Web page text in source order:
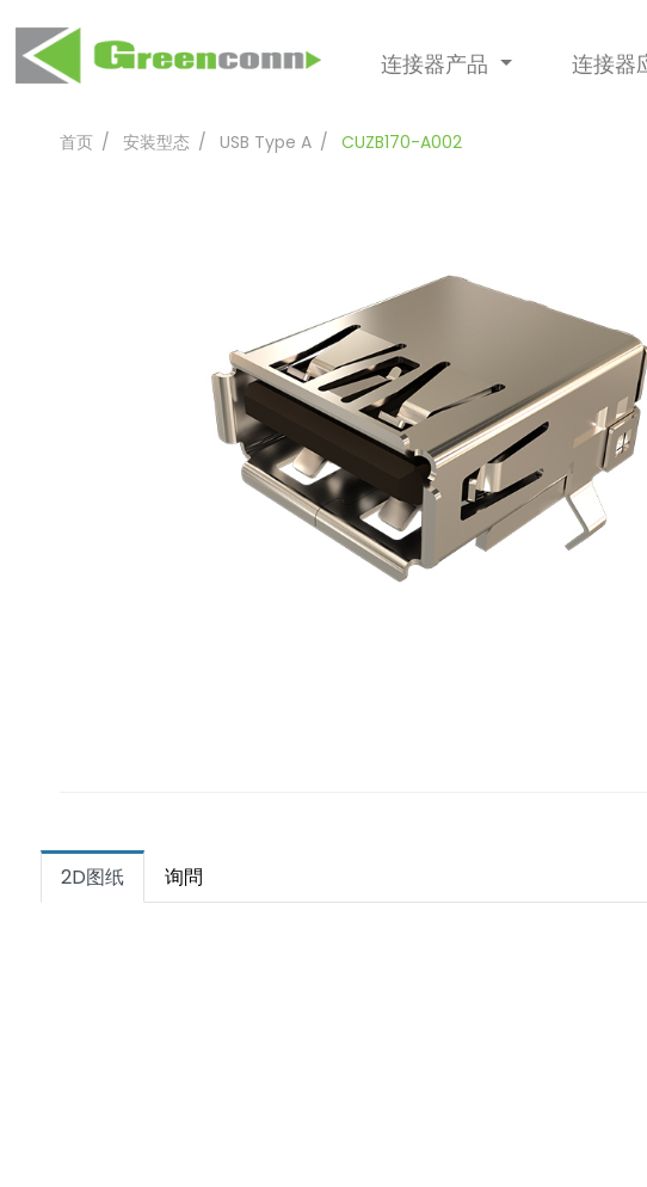
连接器产品 连接器
首页 安装型态 USB Type A CUZB170-A002
2D图纸 询問